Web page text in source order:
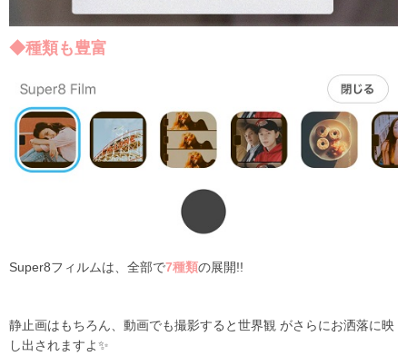
◆種類も豊富
Super8フィルムは、全部で7種類の展開!!
静止画はもちろん、動画でも撮影すると世界観 がさらにお洒落に映
し出されますよ✨